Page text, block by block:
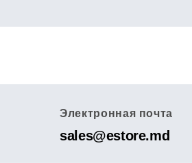
Электронная почта
sales@estore.md